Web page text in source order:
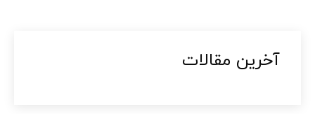
آخرین مقالات​